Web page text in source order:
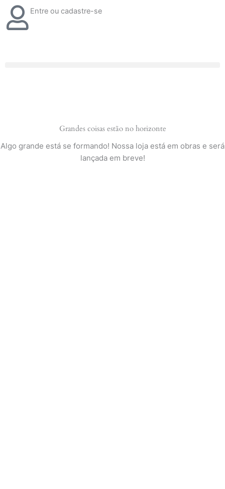
para
Entre ou cadastre-se
Grandes coisas estão no horizonte
Algo grande está se formando! Nossa loja está em obras e será
lançada em breve!